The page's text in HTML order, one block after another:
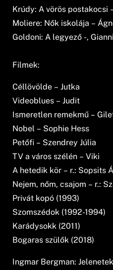
Krúdy: A vörös postakocsi
Moliere: Nők iskolája –
Goldoni: A legyező -,
Filmek:
Céllövölde – Jutka
Videoblues – Judit
Ismeretlen remekmű –
Nobel – Sophie Hess
Petőfi – Szendrey Júlia
TV a város szélén – Viki
A hetedik kör – r.: Sopsits
Nejem, nőm, csajom – r.:
Privát kopó (1993)
Szomszédok (1992-1994)
Karádysokk (2011)
Bogaras szülők (2018)
Ingmar Bergman: